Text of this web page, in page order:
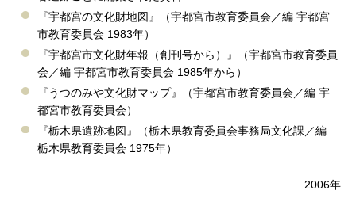
『宇都宮の文化財地図』（宇都宮市教育委員会／編 宇都宮
市教育委員会 1983年）
『宇都宮市文化財年報（創刊号から）』（宇都宮市教育委員
会／編 宇都宮市教育委員会 1985年から）
『うつのみや文化財マップ』（宇都宮市教育委員会／編 宇
都宮市教育委員会）
『栃木県遺跡地図』（栃木県教育委員会事務局文化課／編
栃木県教育委員会 1975年）
2006年